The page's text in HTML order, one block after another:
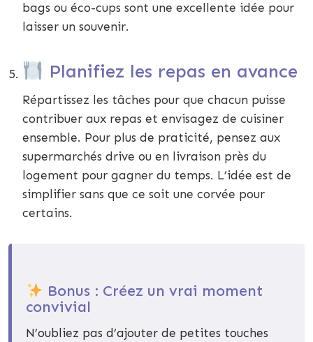
bags ou éco-cups sont une excellente idée pour
laisser un souvenir.
Planifiez les repas en avance
Répartissez les tâches pour que chacun puisse
contribuer aux repas et envisagez de cuisiner
ensemble. Pour plus de praticité, pensez aux
supermarchés drive ou en livraison près du
logement pour gagner du temps. L’idée est de
simplifier sans que ce soit une corvée pour
certains.
Bonus : Créez un vrai moment
convivial
N’oubliez pas d’ajouter de petites touches